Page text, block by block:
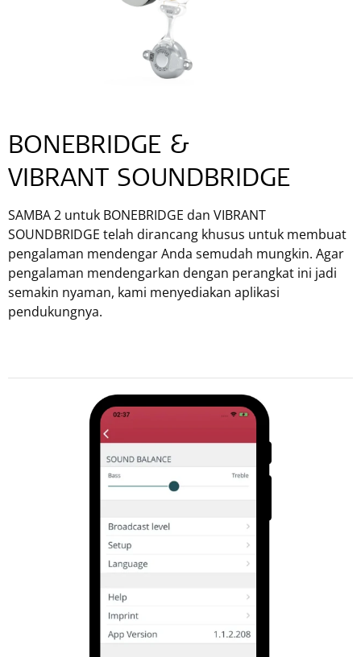
BONEBRIDGE &
VIBRANT SOUNDBRIDGE
SAMBA 2 untuk BONEBRIDGE dan VIBRANT
SOUNDBRIDGE telah dirancang khusus untuk membuat
pengalaman mendengar Anda semudah mungkin. Agar
pengalaman mendengarkan dengan perangkat ini jadi
semakin nyaman, kami menyediakan aplikasi
pendukungnya.